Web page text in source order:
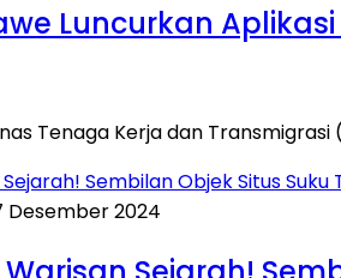
Luncurkan Aplikasi
Tenaga Kerja dan
Desember 2024